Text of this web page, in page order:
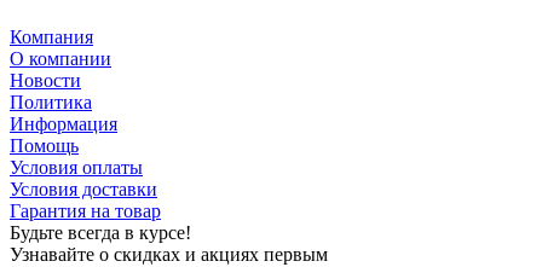
Компания
О компании
Новости
Политика
Информация
Помощь
Условия оплаты
Условия доставки
Гарантия на товар
Будьте всегда в курсе!
Узнавайте о скидках и акциях первым